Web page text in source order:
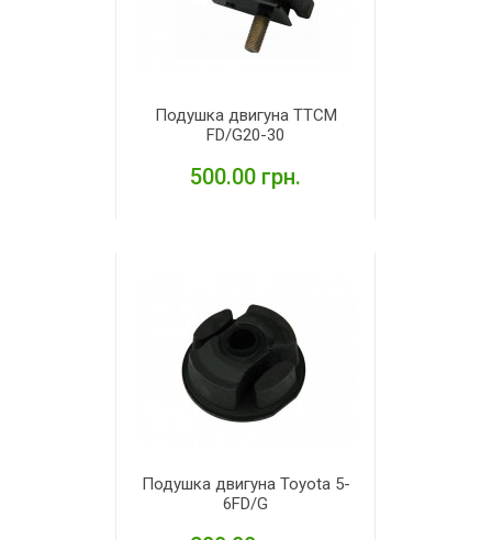
Подушка двигуна TTCM
FD/G20-30
500.00 грн.
Подушка двигуна Toyota 5-
6FD/G